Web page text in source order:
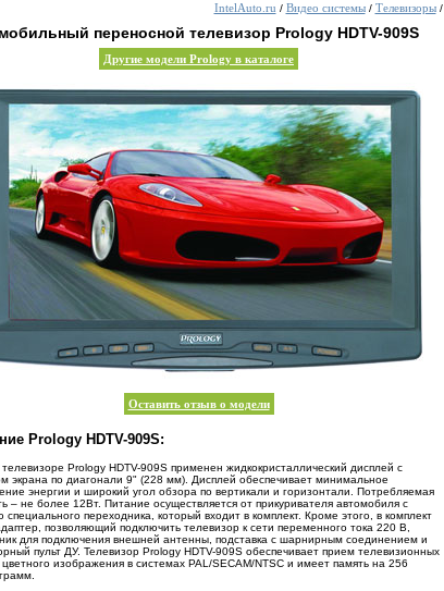
IntelAuto.ru / Видео системы/ Телевизоры/
переносной телевизор Prology HDTV-909S
Другие модели Prology в каталоге
Оставить отзыв о модели
Prology HDTV-909S:
Prology HDTV-909S применен жидкокристаллический дисплей с
экрана по диагонали 9" (228 мм). Дисплей обеспечивает минимальное
энергии и широкий угол обзора по вертикали и горизонтали. Потребляемая
– не более 12Вт. Питание осуществляется от прикуривателя автомобиля с
переходника, который входит в комплект. Кроме этого, в комплект
позволяющий подключить телевизор к сети переменного тока 220 В,
для подключения внешней антенны, подставка с шарнирным соединением и
пульт ДУ. Телевизор Prology HDTV-909S обеспечивает прием телевизионных
изображения в системах PAL/SECAM/NTSC и имеет память на 256